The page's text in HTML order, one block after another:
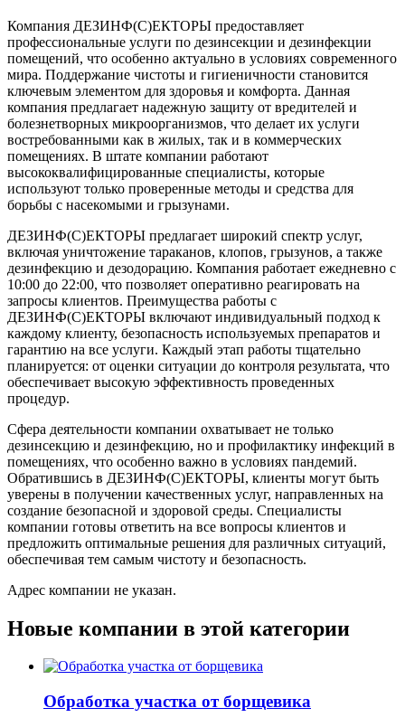
Компания ДЕЗИНФ(С)ЕКТОРЫ предоставляет
профессиональные услуги по дезинсекции и дезинфекции
помещений, что особенно актуально в условиях современного
мира. Поддержание чистоты и гигиеничности становится
ключевым элементом для здоровья и комфорта. Данная
компания предлагает надежную защиту от вредителей и
болезнетворных микроорганизмов, что делает их услуги
востребованными как в жилых, так и в коммерческих
помещениях. В штате компании работают
высококвалифицированные специалисты, которые
используют только проверенные методы и средства для
борьбы с насекомыми и грызунами.
ДЕЗИНФ(С)ЕКТОРЫ предлагает широкий спектр услуг,
включая уничтожение тараканов, клопов, грызунов, а также
дезинфекцию и дезодорацию. Компания работает ежедневно с
10:00 до 22:00, что позволяет оперативно реагировать на
запросы клиентов. Преимущества работы с
ДЕЗИНФ(С)ЕКТОРЫ включают индивидуальный подход к
каждому клиенту, безопасность используемых препаратов и
гарантию на все услуги. Каждый этап работы тщательно
планируется: от оценки ситуации до контроля результата, что
обеспечивает высокую эффективность проведенных
процедур.
Сфера деятельности компании охватывает не только
дезинсекцию и дезинфекцию, но и профилактику инфекций в
помещениях, что особенно важно в условиях пандемий.
Обратившись в ДЕЗИНФ(С)ЕКТОРЫ, клиенты могут быть
уверены в получении качественных услуг, направленных на
создание безопасной и здоровой среды. Специалисты
компании готовы ответить на все вопросы клиентов и
предложить оптимальные решения для различных ситуаций,
обеспечивая тем самым чистоту и безопасность.
Адрес компании не указан.
Новые компании в этой категории
Обработка участка от борщевика